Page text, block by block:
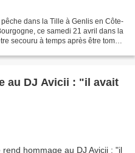
dans la Tille à Genlis en Côte-
ce samedi 21 avril dans la
secouru à temps après être tombé
au DJ Avicii : "il avait